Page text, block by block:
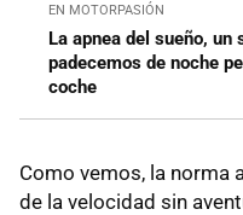
EN MOTORPASIÓN
La apnea del sueño, un
padecemos de noche
coche
Como vemos, la norma
de la velocidad sin